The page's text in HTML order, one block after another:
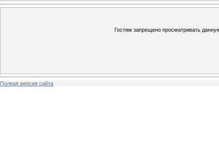
Гостям запрещено просматривать
Полная версия сайта